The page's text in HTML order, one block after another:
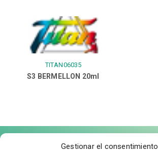
Gestionar el consentimiento
TITAN06035
S3 BERMELLON 20ml